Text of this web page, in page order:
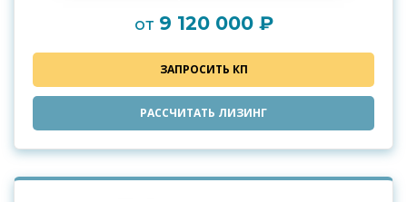
от 9 120 000 ₽
ЗАПРОСИТЬ КП
РАССЧИТАТЬ ЛИЗИНГ